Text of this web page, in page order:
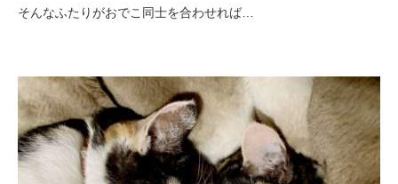
そんなふたりがおでこ同士を合わせれば…
閉じる
PECOアプリをダウンロード済みの方